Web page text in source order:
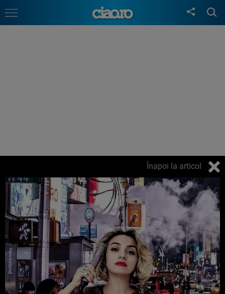
Înapoi la articol